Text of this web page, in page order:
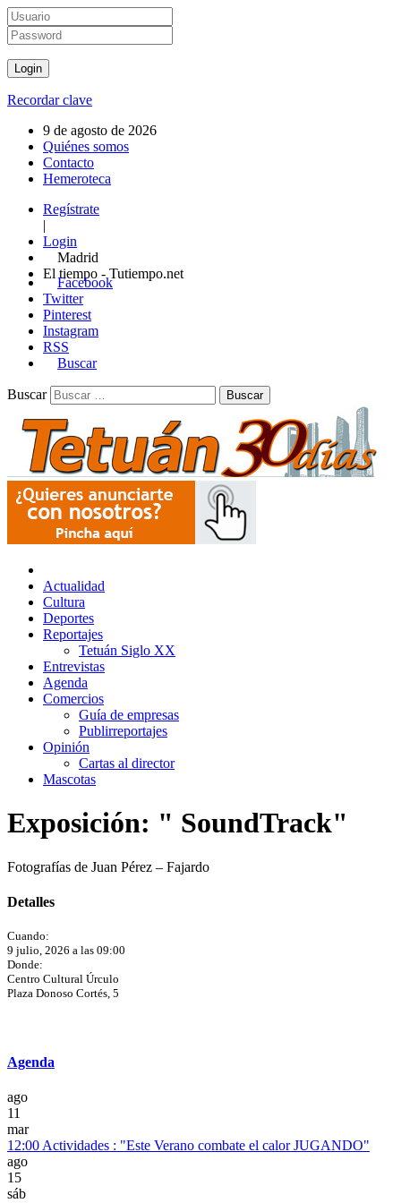
Recordar clave
9 de agosto de 2026
Quiénes somos
Contacto
Hemeroteca
Regístrate
|
Login
Madrid
El tiempo - Tutiempo.net
Facebook
Twitter
Pinterest
Instagram
RSS
Buscar
Buscar
Actualidad
Cultura
Deportes
Reportajes
Tetuán Siglo XX
Entrevistas
Agenda
Comercios
Guía de empresas
Publirreportajes
Opinión
Cartas al director
Mascotas
Exposición: " SoundTrack"
Fotografías de Juan Pérez – Fajardo
Detalles
Cuando:
9 julio, 2026 a las 09:00
Donde:
Centro Cultural Úrculo
Plaza Donoso Cortés, 5
Agenda
ago
11
mar
12:00 Actividades : "Este Verano combate el calor JUGANDO"
ago
15
sáb